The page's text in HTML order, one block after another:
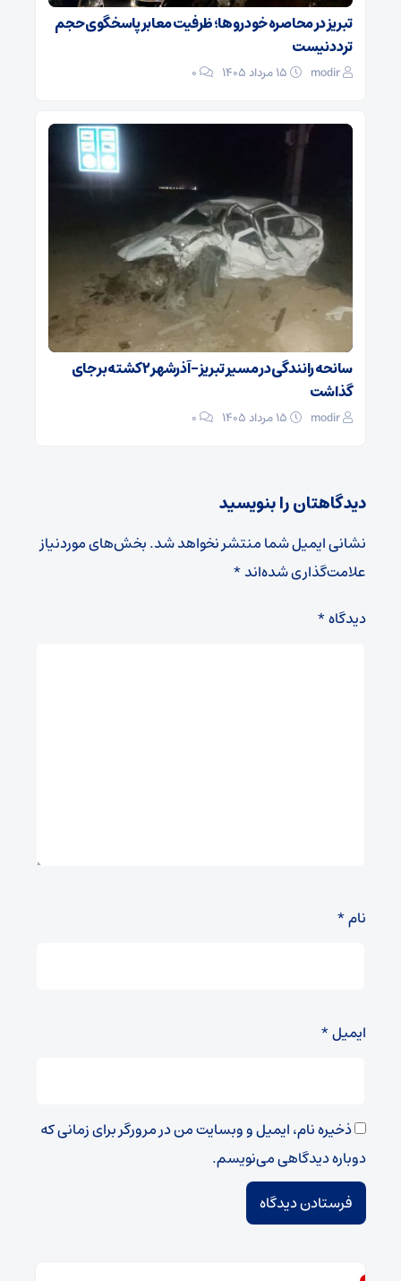
تبریز در محاصره خودروها؛ ظرفیت معابر پاسخگوی حجم
تردد نیست
modir
0
سانحه رانندگی در مسیر تبریز- آذرشهر ۲ کشته بر جای
گذاشت
modir
0
دیدگاهتان را بنویسید
نشانی ایمیل شما منتشر نخواهد شد.بخش‌های موردنیاز
علامت‌گذاری شده‌اند*
دیدگاه*
نام*
ایمیل*
ذخیره نام، ایمیل و وبسایت من در مرورگر برای زمانی که
دوباره دیدگاهی می‌نویسم.